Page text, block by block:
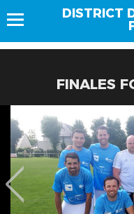
DISTRICT
FINALES